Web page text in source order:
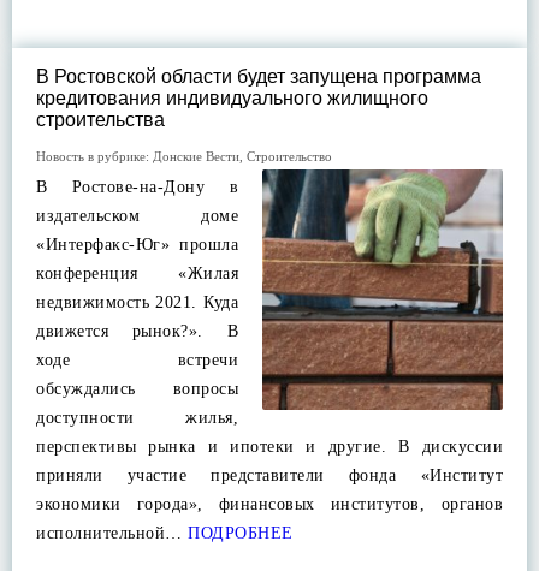
В Ростовской области будет запущена программа
кредитования индивидуального жилищного
строительства
Новость в рубрике: Донские Вести Строительство
В Ростове-на-Дону в
издательском доме
«Интерфакс-Юг» прошла
конференция «Жилая
недвижимость 2021. Куда
движется рынок?». В
ходе встречи
обсуждались вопросы
доступности жилья,
перспективы рынка и ипотеки и другие. В дискуссии
приняли участие представители фонда «Институт
экономики города», финансовых институтов, органов
исполнительной… ПОДРОБНЕЕ